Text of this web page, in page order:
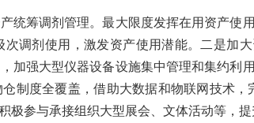
统筹调剂管理。最大限度发挥在用资产使
调剂使用，激发资产使用潜能。二是加
加强大型仪器设备设施集中管理和集约利
制度全覆盖，借助大数据和物联网技术，
极参与承接组织大型展会、文体活动等，提